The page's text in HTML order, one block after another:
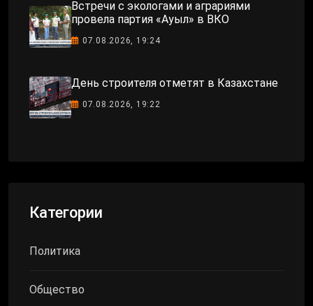
Встречи с экологами и аграриями
провела партия «Ауыл» в ВКО
07.08.2026, 19:24
День строителя отметят в Казахстане
07.08.2026, 19:22
Категории
Политика
Общество